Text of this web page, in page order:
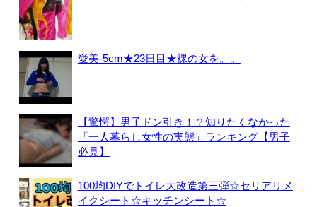
愛美-5cm★23日目★裸の女を。。
【驚愕】男子ドン引き！？知りたくなかった
「一人暮らし女性の実態」ランキング【男子
必見】
100均DIYでトイレ大改造第三弾☆セリアリメ
イクシート☆キッチンシート☆